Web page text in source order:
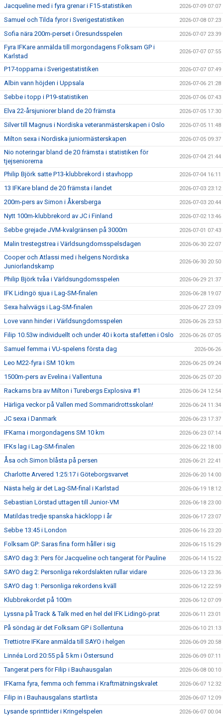
Jacqueline med i fyra grenar i F15-statistiken 2026-07-09 07:07
Samuel och Tilda fyror i Sverigestatistiken 2026-07-08 07:23
Sofia nära 200m-perset i Öresundsspelen 2026-07-07 23:39
Fyra IFKare anmälda till morgondagens Folksam GP i
Karlstad
2026-07-07 07:55
P17-topparna i Sverigestatistiken 2026-07-07 07:49
Albin vann höjden i Uppsala 2026-07-06 21:28
Sebbe i topp i P19-statistiken 2026-07-06 07:43
Elva 22-årsjuniorer bland de 20 främsta 2026-07-05 17:30
Silver till Magnus i Nordiska veteranmästerskapen i Oslo 2026-07-05 11:48
Milton sexa i Nordiska juniormästerskapen 2026-07-05 09:37
Nio noteringar bland de 20 främsta i statistiken för
tjejseniorerna
2026-07-04 21:44
Philip Björk satte P13-klubbrekord i stavhopp 2026-07-04 16:11
13 IFKare bland de 20 främsta i landet 2026-07-03 23:12
200m-pers av Simon i Åkersberga 2026-07-03 20:44
Nytt 100m-klubbrekord av JC i Finland 2026-07-02 13:46
Sebbe grejade JVM-kvalgränsen på 3000m 2026-07-01 07:43
Malin trestegstrea i Världsungdomsspelsdagen 2026-06-30 22:07
Cooper och Atlassi med i helgens Nordiska
Juniorlandskamp
2026-06-30 20:50
Philip Björk tvåa i Världsungdomsspelen 2026-06-29 21:37
IFK Lidingö sjua i Lag-SM-finalen 2026-06-28 19:07
Sexa halvvägs i Lag-SM-finalen 2026-06-27 23:09
Love vann hinder i Världsungdomsspelen 2026-06-26 23:53
Filip 10.53w individuellt och under 40 i korta stafetten i Oslo 2026-06-26 07:05
Samuel femma i VU-spelens första dag 2026-06-26
Leo M22-fyra i SM 10 km 2026-06-25 09:24
1500m-pers av Evelina i Vallentuna 2026-06-25 07:20
Rackarns bra av Milton i Turebergs Explosiva #1 2026-06-24 12:54
Härliga veckor på Vallen med Sommaridrottsskolan! 2026-06-24 11:34
JC sexa i Danmark 2026-06-23 17:37
IFKarna i morgondagens SM 10 km 2026-06-23 07:14
IFKs lag i Lag-SM-finalen 2026-06-22 18:00
Åsa och Simon blåsta på persen 2026-06-21 22:41
Charlotte Arvered 1:25:17 i Göteborgsvarvet 2026-06-20 14:00
Nästa helg är det Lag-SM-final i Karlstad 2026-06-19 18:12
Sebastian Lörstad uttagen till Junior-VM 2026-06-18 23:00
Matildas tredje spanska häcklopp i år 2026-06-17 23:07
Sebbe 13:45 i London 2026-06-16 23:20
Folksam GP: Saras fina form håller i sig 2026-06-15 15:29
SAYO dag 3: Pers för Jacqueline och tangerat för Pauline 2026-06-14 15:22
SAYO dag 2: Personliga rekordslakten rullar vidare 2026-06-13 23:36
SAYO dag 1: Personliga rekordens kväll 2026-06-12 22:59
Klubbrekordet på 100m 2026-06-12 07:09
Lyssna på Track & Talk med en hel del IFK Lidingö-prat 2026-06-11 23:01
På söndag är det Folksam GP i Sollentuna 2026-06-10 21:13
Trettiotre IFKare anmälda till SAYO i helgen 2026-06-09 20:58
Linnéa Lord 20:55 på 5 km i Östersund 2026-06-09 07:11
Tangerat pers för Filip i Bauhausgalan 2026-06-08 00:10
IFKarna fyra, femma och femma i Kraftmätningskvalet 2026-06-07 12:32
Filip in i Bauhausgalans startlista 2026-06-07 12:09
Lysande sprinttider i Kringelspelen 2026-06-07 00:04